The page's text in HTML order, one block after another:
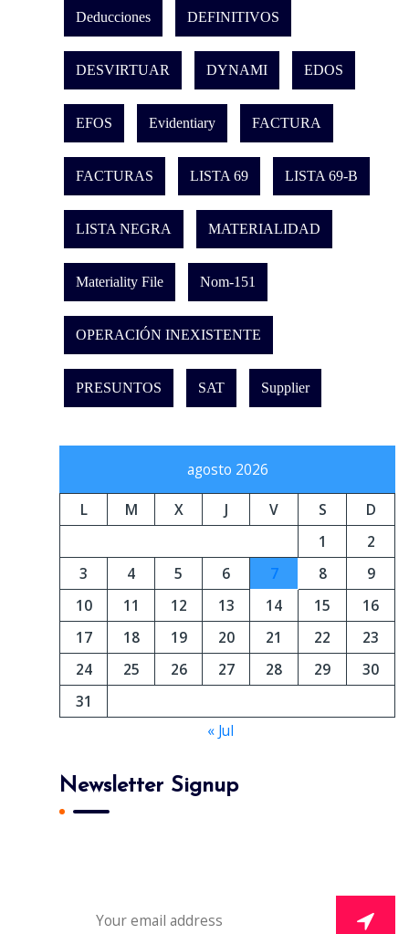
Deducciones DEFINITIVOS
DESVIRTUAR DYNAMI EDOS
EFOS Evidentiary FACTURA
FACTURAS LISTA 69 LISTA 69-B
LISTA NEGRA MATERIALIDAD
Materiality File Nom-151
OPERACIÓN INEXISTENTE
PRESUNTOS SAT Supplier
agosto 2026
L
M X J V S
D
1
2
3
4 5 6 7 8
9
10
11 12 13 14 15
16
17
18 19 20 21 22
23
24
25 26 27 28 29
30
31
« Jul
Newsletter Signup